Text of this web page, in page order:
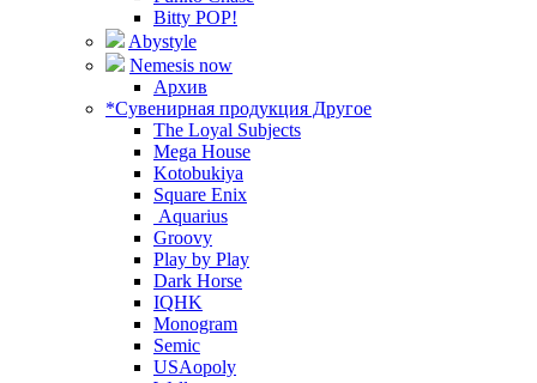
Bitty POP!
Abystyle
Nemesis now
Архив
*Сувенирная продукция Другое
The Loyal Subjects
Mega House
Kotobukiya
Square Enix
Aquarius
Groovy
Play by Play
Dark Horse
IQHK
Monogram
Semic
USAopoly